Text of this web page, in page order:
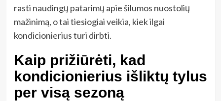
rasti naudingų patarimų apie šilumos nuostolių
mažinimą, o tai tiesiogiai veikia, kiek ilgai
kondicionierius turi dirbti.
Kaip prižiūrėti, kad
kondicionierius išliktų tylus
per visą sezoną